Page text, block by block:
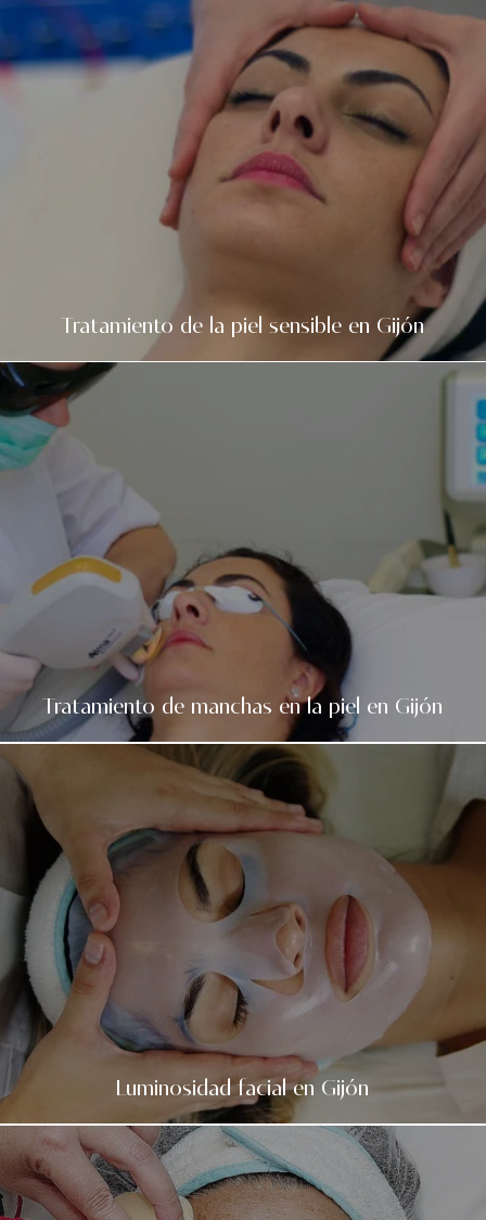
Tratamiento de la piel sensible en Gijón
Tratamiento de manchas en la piel en Gijón
Luminosidad facial en Gijón